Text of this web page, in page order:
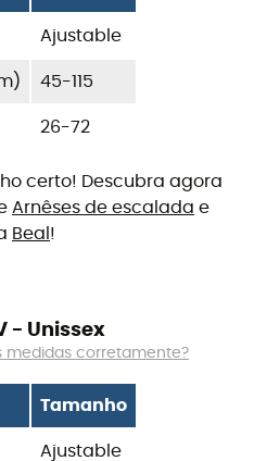
Ajustable
45-115
26-72
certo! Descubra agora
Arnêses de escalada e
Beal !
- Unissex
medidas corretamente?
Tamanho
Ajustable